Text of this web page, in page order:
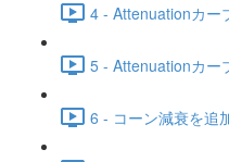
4 - Attenuationカー
5 - Attenuationカー
6 - コーン減衰を追